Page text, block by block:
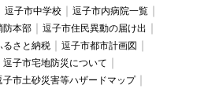
逗子市中学校
逗子市内病院一覧
防本部
逗子市住民異動の届け出
るさと納税
逗子市都市計画図
逗子市宅地防災について
子市土砂災害等ハザードマップ